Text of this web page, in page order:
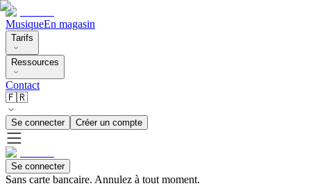
MusiqueEn magasin
Tarifs
Ressources
Contact
🇫🇷
Se connecter Créer un compte
Se connecter
Sans carte bancaire. Annulez à tout moment.